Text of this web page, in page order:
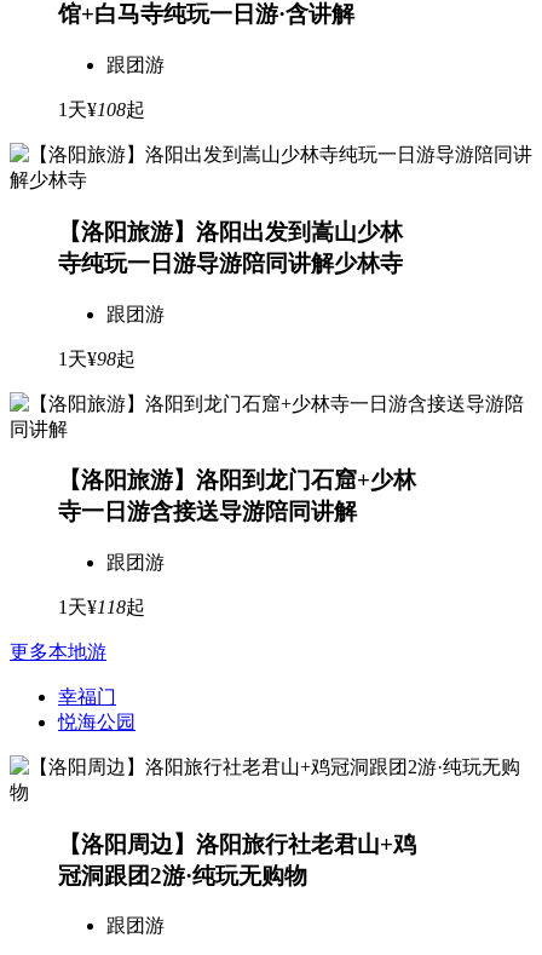
馆+白马寺纯玩一日游·含讲解
跟团游
1天¥108起
【洛阳旅游】洛阳出发到嵩山少林
寺纯玩一日游导游陪同讲解少林寺
跟团游
1天¥98起
【洛阳旅游】洛阳到龙门石窟+少林
寺一日游含接送导游陪同讲解
跟团游
1天¥118起
更多本地游
幸福门
悦海公园
【洛阳周边】洛阳旅行社老君山+鸡
冠洞跟团2游·纯玩无购物
跟团游